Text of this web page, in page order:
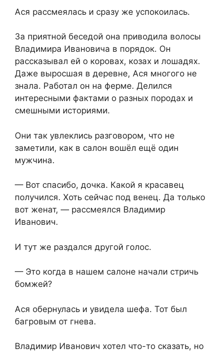
Ася рассмеялась и сразу же успокоилась.
За приятной беседой она приводила волосы
Владимира Ивановича в порядок. Он
рассказывал ей о коровах, козах и лошадях.
Даже выросшая в деревне, Ася многого не
знала. Работал он на ферме. Делился
интересными фактами о разных породах и
смешными историями.
Они так увлеклись разговором, что не
заметили, как в салон вошёл ещё один
мужчина.
— Вот спасибо, дочка. Какой я красавец
получился. Хоть сейчас под венец. Да только
вот женат, — рассмеялся Владимир
Иванович.
И тут же раздался другой голос.
— Это когда в нашем салоне начали стричь
бомжей?
Ася обернулась и увидела шефа. Тот был
багровым от гнева.
Владимир Иванович хотел что-то сказать, но